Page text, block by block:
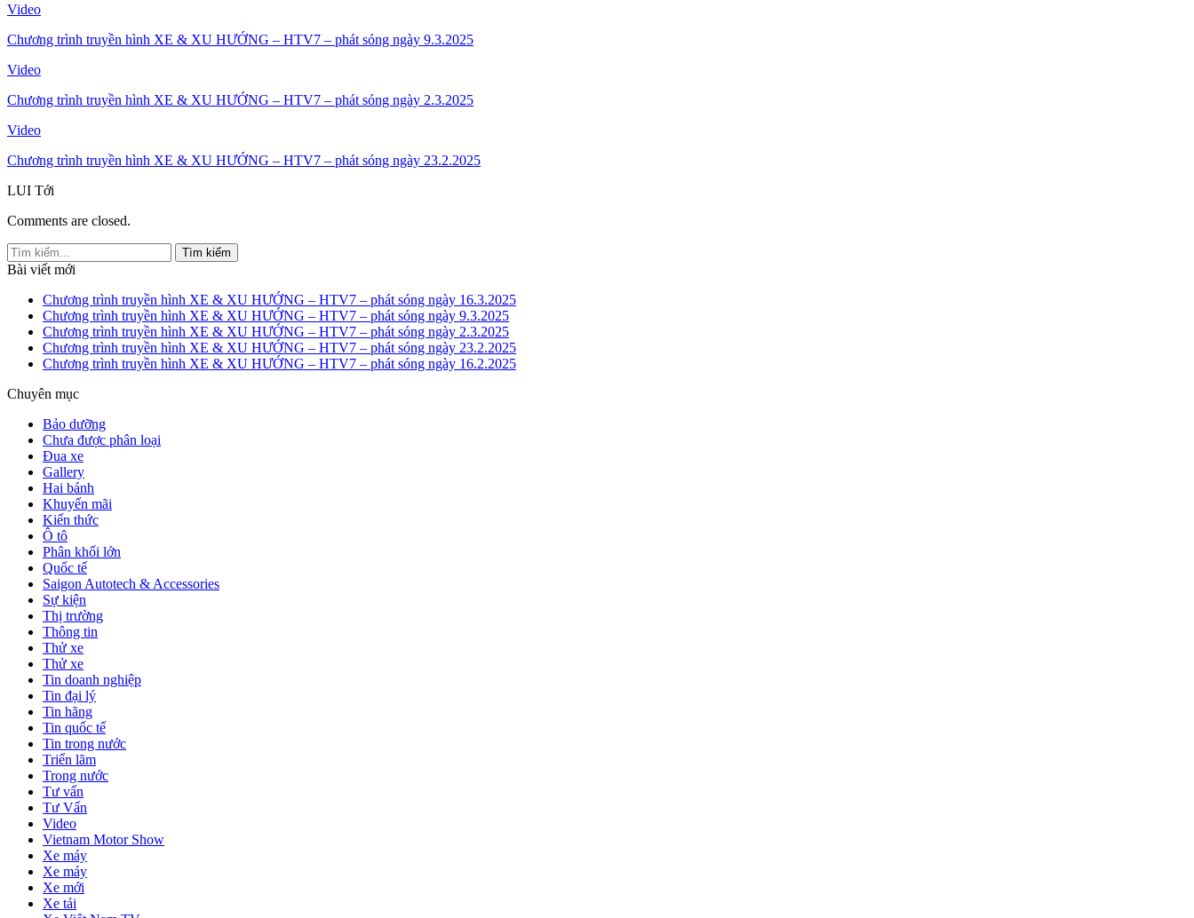
Video
Chương trình truyền hình XE & XU HƯỚNG – HTV7 – phát sóng ngày 9.3.2025
Video
Chương trình truyền hình XE & XU HƯỚNG – HTV7 – phát sóng ngày 2.3.2025
Video
Chương trình truyền hình XE & XU HƯỚNG – HTV7 – phát sóng ngày 23.2.2025
LUI Tới
Comments are closed.
Bài viết mới
Chương trình truyền hình XE & XU HƯỚNG – HTV7 – phát sóng ngày 16.3.2025
Chương trình truyền hình XE & XU HƯỚNG – HTV7 – phát sóng ngày 9.3.2025
Chương trình truyền hình XE & XU HƯỚNG – HTV7 – phát sóng ngày 2.3.2025
Chương trình truyền hình XE & XU HƯỚNG – HTV7 – phát sóng ngày 23.2.2025
Chương trình truyền hình XE & XU HƯỚNG – HTV7 – phát sóng ngày 16.2.2025
Chuyên mục
Bảo dưỡng
Chưa được phân loại
Đua xe
Gallery
Hai bánh
Khuyến mãi
Kiến thức
Ô tô
Phân khối lớn
Quốc tế
Saigon Autotech & Accessories
Sự kiện
Thị trường
Thông tin
Thử xe
Thử xe
Tin doanh nghiệp
Tin đại lý
Tin hãng
Tin quốc tế
Tin trong nước
Triển lãm
Trong nước
Tư vấn
Tư Vấn
Video
Vietnam Motor Show
Xe máy
Xe máy
Xe mới
Xe tải